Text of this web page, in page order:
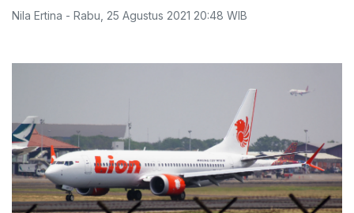
Nila Ertina - Rabu 25 Agustus 2021 20:48 WIB